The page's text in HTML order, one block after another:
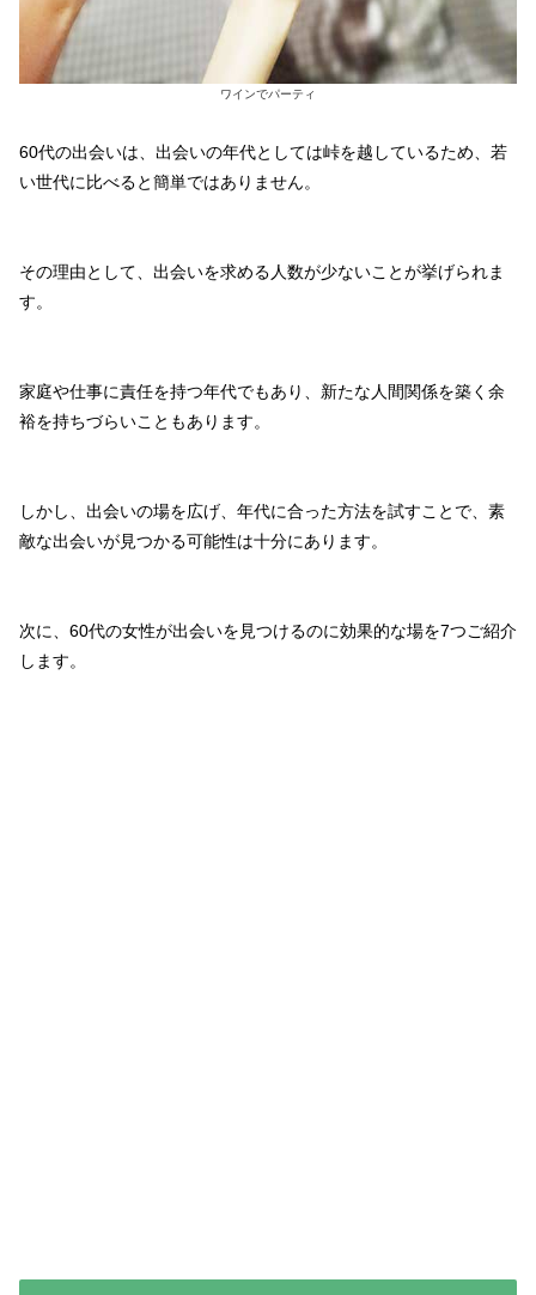
ワインでパーティ
60代の出会いは、出会いの年代としては峠を越しているため、若
い世代に比べると簡単ではありません。
その理由として、出会いを求める人数が少ないことが挙げられま
す。
家庭や仕事に責任を持つ年代でもあり、新たな人間関係を築く余
裕を持ちづらいこともあります。
しかし、出会いの場を広げ、年代に合った方法を試すことで、素
敵な出会いが見つかる可能性は十分にあります。
次に、60代の女性が出会いを見つけるのに効果的な場を7つご紹介
します。